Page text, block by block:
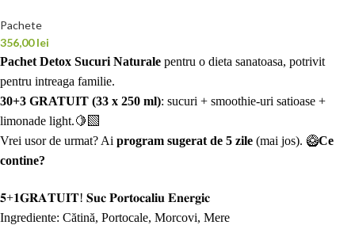
Pachete
356,00lei
Pachet Detox Sucuri Naturale pentru o dieta sanatoasa, potrivit
pentru intreaga familie.
30+3 GRATUIT (33 x 250 ml): sucuri + smoothie-uri satioase +
limonade light.🍋‍🟩
Vrei usor de urmat? Ai program sugerat de 5 zile (mai jos). 🥝Ce
contine?
𝟓+𝟏𝐆𝐑𝐀𝐓𝐔𝐈𝐓! 𝐒𝐮𝐜 𝐏𝐨𝐫𝐭𝐨𝐜𝐚𝐥𝐢𝐮 𝐄𝐧𝐞𝐫𝐠𝐢𝐜
Ingrediente: Cătină, Portocale, Morcovi, Mere